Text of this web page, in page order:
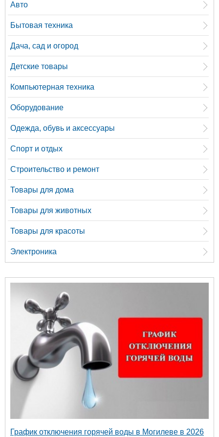
Авто
Бытовая техника
Дача, сад и огород
Детские товары
Компьютерная техника
Оборудование
Одежда, обувь и аксессуары
Спорт и отдых
Строительство и ремонт
Товары для дома
Товары для животных
Товары для красоты
Электроника
График отключения горячей воды в Могилеве в 2026